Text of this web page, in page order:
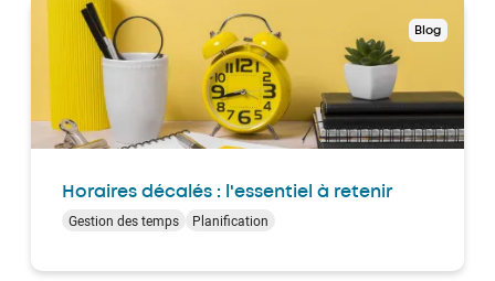
Blog
Horaires décalés : l'essentiel à retenir
Gestion des temps Planification